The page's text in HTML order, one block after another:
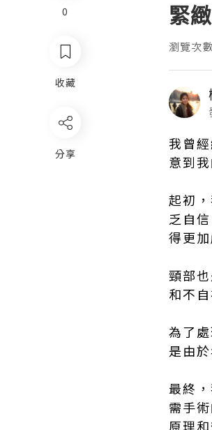
緊
瀏覽次
我曾
意到
起初
乏自
得更
頸部
和不
為了
是由
最終
需手
原理
0
收藏
分享